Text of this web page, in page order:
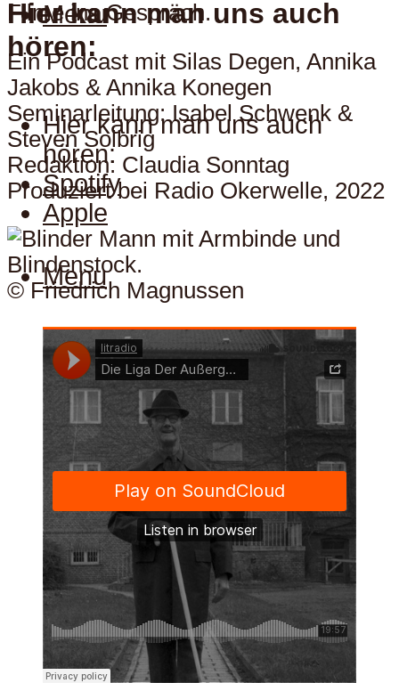
Menu
Hier kann man uns auch
hören:
Hier kann man uns auch
hören:
Spotify
Apple
Menu
Filme ins Gespräch.
Ein Podcast mit Silas Degen, Annika
Jakobs & Annika Konegen
Seminarleitung: Isabel Schwenk &
Steven Solbrig
Redaktion: Claudia Sonntag
Produziert bei Radio Okerwelle, 2022
© Friedrich Magnussen